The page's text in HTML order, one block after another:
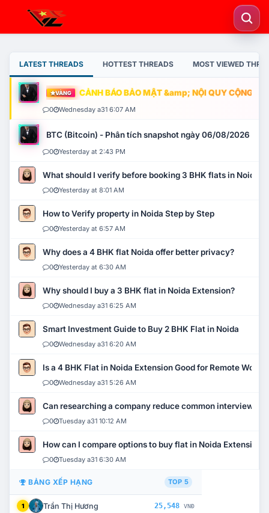
LATEST THREADS HOTTEST THREADS MOST VIEWED
VÀNG CẢNH BÁO BẢO MẬT &amp; NỘI QUY CỘNG
0 Wednesday a31 6:07 AM
BTC (Bitcoin) - Phân tích snapshot ngày 06/08/2026
0 Yesterday at 2:43 PM
What should I verify before booking 3 BHK flats in Noida?
0 Yesterday at 8:01 AM
How to Verify property in Noida Step by Step
0 Yesterday at 6:57 AM
Why does a 4 BHK flat Noida offer better privacy?
0 Yesterday at 6:30 AM
Why should I buy a 3 BHK flat in Noida Extension?
0 Wednesday a31 6:25 AM
Smart Investment Guide to Buy 2 BHK Flat in Noida
0 Wednesday a31 6:20 AM
Is a 4 BHK Flat in Noida Extension Good for Remote Work?
0 Wednesday a31 5:26 AM
Can researching a company reduce common interview
0 Tuesday a31 10:12 AM
How can I compare options to buy flat in Noida Extension?
0 Tuesday a31 6:30 AM
BẢNG XẾP HẠNG TOP 5
1 Trần Thị Hương 25,548 VNĐ